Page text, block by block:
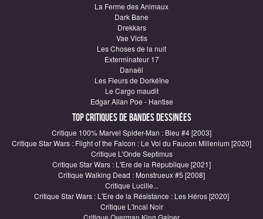
La Ferme des Animaux
Dark Bane
Drekkars
Vae Victis
Les Choses de la nuit
Exterminateur 17
Danaël
Les Fleurs de Dorkéïne
Le Cargo maudit
Edgar Allan Poe - Hantise
Top critiques de Bandes Dessinées
Critique 100% Marvel Spider-Man : Bleu #4 [2003]
Critique Star Wars : Flight of the Falcon : Le Vol du Faucon Millenium [2020]
Critique L'Onde Septimus
Critique Star Wars : L'Ere de la République [2021]
Critique Walking Dead : Monstrueux #5 [2008]
Critique Lucille...
Critique Star Wars : L'Ere de la Résistance : Les Héros [2020]
Critique L'Incal Noir
Critique Overman King Gainer